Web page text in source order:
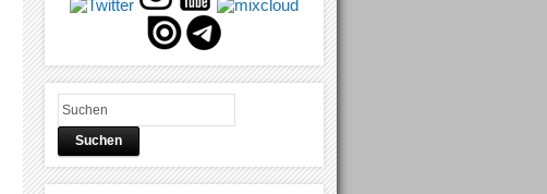
Suchen